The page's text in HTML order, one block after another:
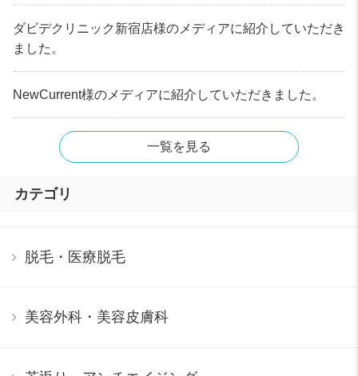
ダビデクリニック新宿店様のメディアに紹介していただき
ました。
NewCurrent様のメディアに紹介していただきました。
一覧を見る
カテゴリ
脱毛・医療脱毛
美容外科・美容皮膚科